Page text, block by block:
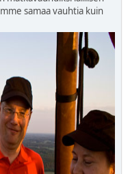
samaa vauhtia kuin